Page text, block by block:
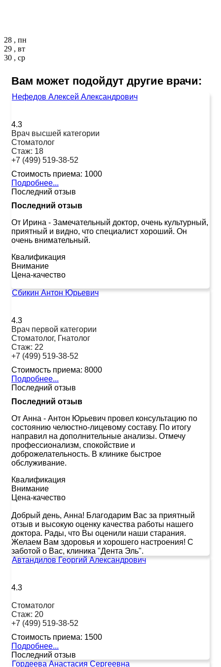
28 , пн
29 , вт
30 , ср
Вам может подойдут другие врачи:
Нефедов Алексей Александрович
4.3
Врач высшей категории
Стоматолог
Стаж: 18
+7 (499) 519-38-52
Стоимость приема: 1000
Подробнее...
Последний отзыв
Последний отзыв
От Ирина - Замечательный доктор, очень культурный,
приятный и видно, что специалист хороший. Он
очень внимательный.
Квалификация
Внимание
Цена-качество
Сбикин Антон Юрьевич
4.3
Врач первой категории
Стоматолог, Гнатолог
Стаж: 22
+7 (499) 519-38-52
Стоимость приема: 8000
Подробнее...
Последний отзыв
Последний отзыв
От Анна - Антон Юрьевич провел консультацию по
состоянию челюстно-лицевому составу. По итогу
направил на дополнительные анализы. Отмечу
профессионализм, спокойствие и
доброжелательность. В клинике быстрое
обслуживание.
Квалификация
Внимание
Цена-качество
Добрый день, Анна! Благодарим Вас за приятный
отзыв и высокую оценку качества работы нашего
доктора. Рады, что Вы оценили наши старания.
Желаем Вам здоровья и хорошего настроения! С
заботой о Вас, клиника "Дента Эль".
Автандилов Георгий Александрович
4.3
Стоматолог
Стаж: 20
+7 (499) 519-38-52
Стоимость приема: 1500
Подробнее...
Последний отзыв
Гордеева Анастасия Сергеевна